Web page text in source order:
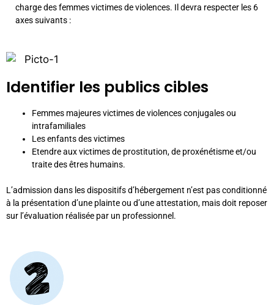
charge des femmes victimes de violences. Il devra respecter les 6
axes suivants :
Identifier les publics cibles
Femmes majeures victimes de violences conjugales ou
intrafamiliales
Les enfants des victimes
Etendre aux victimes de prostitution, de proxénétisme et/ou
traite des êtres humains.
L’admission dans les dispositifs d’hébergement n’est pas conditionné
à la présentation d’une plainte ou d’une attestation, mais doit reposer
sur l’évaluation réalisée par un professionnel.